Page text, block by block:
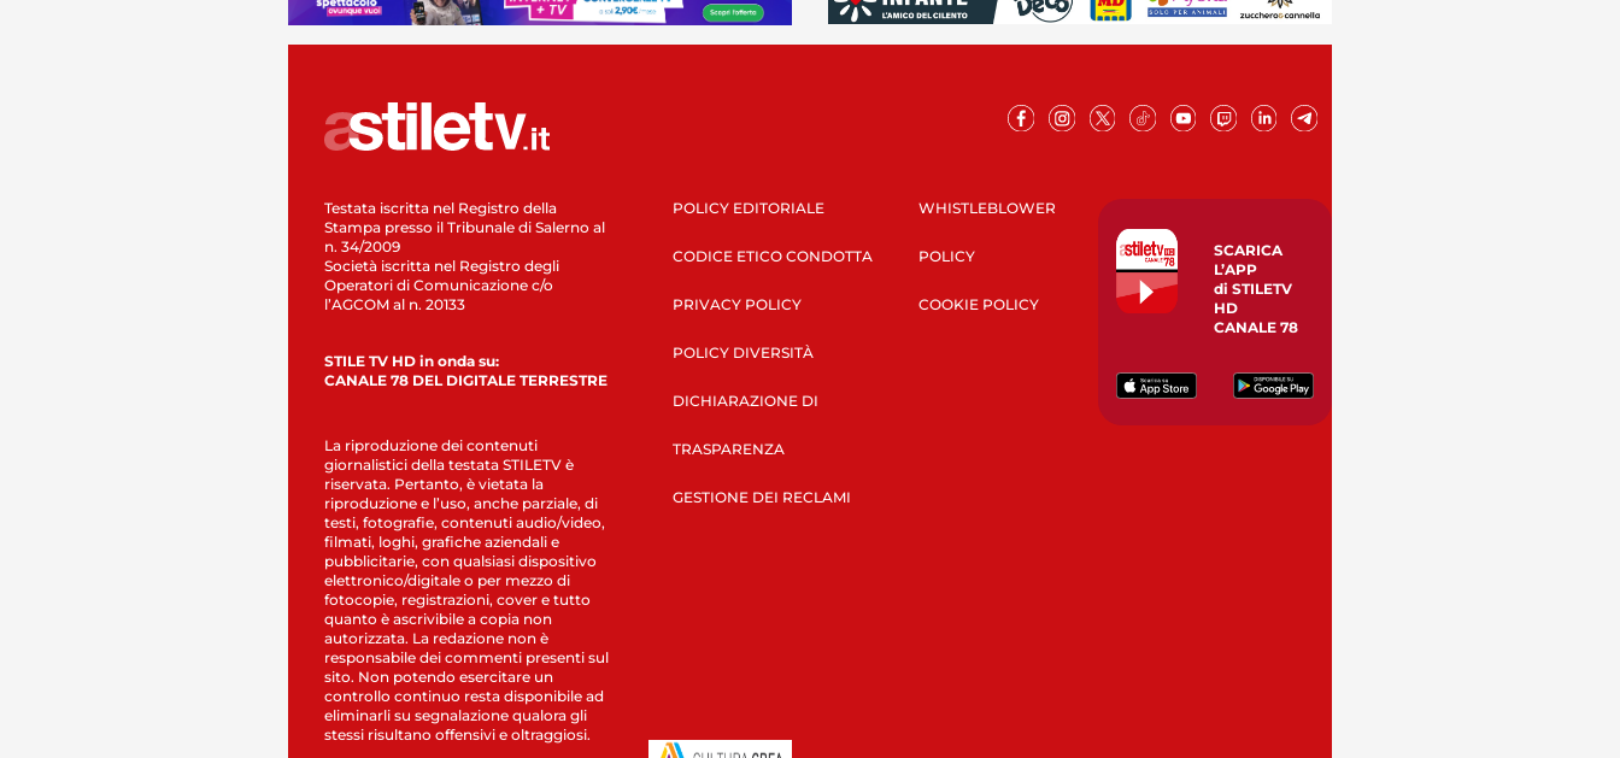
Testata iscritta nel Registro della
Stampa presso il Tribunale di Salerno al
n. 34/2009
Società iscritta nel Registro degli
Operatori di Comunicazione c/o
l’AGCOM al n. 20133
STILE TV HD in onda su:
CANALE 78 DEL DIGITALE TERRESTRE
La riproduzione dei contenuti
giornalistici della testata STILETV è
riservata. Pertanto, è vietata la
riproduzione e l’uso, anche parziale, di
testi, fotografie, contenuti audio/video,
filmati, loghi, grafiche aziendali e
pubblicitarie, con qualsiasi dispositivo
elettronico/digitale o per mezzo di
fotocopie, registrazioni, cover e tutto
quanto è ascrivibile a copia non
autorizzata. La redazione non è
responsabile dei commenti presenti sul
sito. Non potendo esercitare un
controllo continuo resta disponibile ad
eliminarli su segnalazione qualora gli
stessi risultano offensivi e oltraggiosi.
POLICY EDITORIALE
CODICE ETICO CONDOTTA
PRIVACY POLICY
POLICY DIVERSITÀ
DICHIARAZIONE DI
TRASPARENZA
GESTIONE DEI RECLAMI
WHISTLEBLOWER
POLICY
COOKIE POLICY
SCARICA
L’APP
di STILETV
HD
CANALE 78